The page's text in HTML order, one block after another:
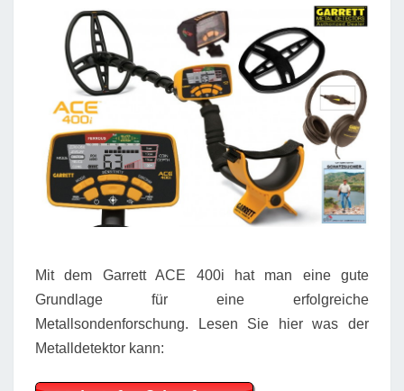
Mit dem Garrett ACE 400i hat man eine gute
Grundlage für eine erfolgreiche
Metallsondenforschung. Lesen Sie hier was der
Metalldetektor kann: